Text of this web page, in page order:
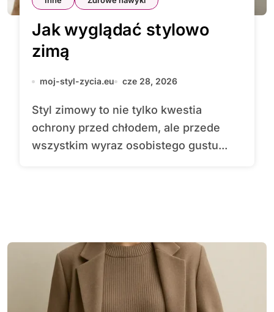
Jak wyglądać stylowo
zimą
moj-styl-zycia.eu cze 28, 2026
Styl zimowy to nie tylko kwestia
ochrony przed chłodem, ale przede
wszystkim wyraz osobistego gustu...